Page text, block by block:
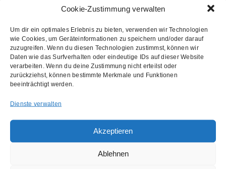
Cookie-Zustimmung verwalten
Um dir ein optimales Erlebnis zu bieten, verwenden wir Technologien
wie Cookies, um Geräteinformationen zu speichern und/oder darauf
zuzugreifen. Wenn du diesen Technologien zustimmst, können wir
Daten wie das Surfverhalten oder eindeutige IDs auf dieser Website
verarbeiten. Wenn du deine Zustimmung nicht erteilst oder
zurückziehst, können bestimmte Merkmale und Funktionen
beeinträchtigt werden.
Dienste verwalten
Akzeptieren
Ablehnen
+ iCal / Outlook exportieren